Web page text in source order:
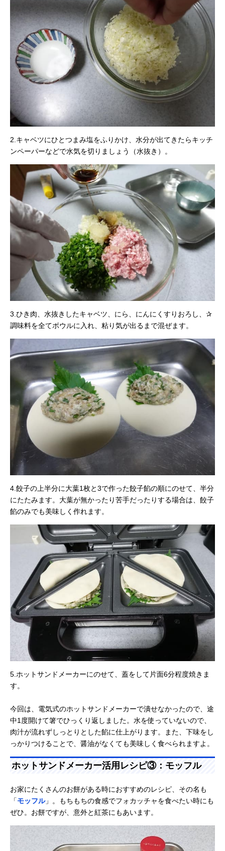
2.キャベツにひとつまみ塩をふりかけ、水分が出てきたらキッチ
ンペーパーなどで水気を切りましょう（水抜き）。
3.ひき肉、水抜きしたキャベツ、にら、にんにくすりおろし、✰
調味料を全てボウルに入れ、粘り気が出るまで混ぜます。
4.餃子の上半分に大葉1枚と3で作った餃子餡の順にのせて、半分
にたたみます。大葉が無かったり苦手だったりする場合は、餃子
餡のみでも美味しく作れます。
5.ホットサンドメーカーにのせて、蓋をして片面6分程度焼きま
す。
今回は、電気式のホットサンドメーカーで潰せなかったので、途
中1度開けて箸でひっくり返しました。水を使っていないので、
肉汁が流れずしっとりとした餡に仕上がります。また、下味をし
っかりつけることで、醤油がなくても美味しく食べられますよ。
ホットサンドメーカー活用レシピ③：モッフル
お家にたくさんのお餅がある時におすすめのレシピ、その名も
「モッフル」。もちもちの食感でフォカッチャを食べたい時にも
ぜひ。お餅ですが、意外と紅茶にもあいます。